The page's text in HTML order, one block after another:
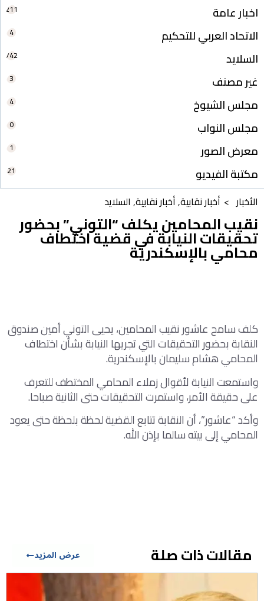
اخبار عامة 211
الاتحاد العربي للتحكيم 4
السلايد 742
غير مصنف 3
مجلس الشيوخ 4
مجلس النواب 0
معرض الصور 1
مكتبة الفيديو 21
الأخبار > أخبار نقابية,أخبار نقابية, السلايد
نقيب المحامين يكلف “التوني” بحضور
تحقيقات النيابة في قضية اختطاف
محامي بالإسكندرية
كلف سامح عاشور نقيب المحامين، يحيى التوني أمين صندوق
النقابة بحضور التحقيقات التي تجريها النيابة بشأن اختطاف
المحامي هشام سليمان بالإسكندرية.
واستمعت النيابة لأقوال زملاء المحامي المختطف للتعرف
على حقيقة الأمر، واستمرت التحقيقات حتى الثانية صباحا.
وأكد “عاشور”، أن النقابة تتابع القضية لحظة بلحظة حتى يعود
المحامي إلى بيته سالما بإذن الله.
مقالات ذات صلة عرض المزيد